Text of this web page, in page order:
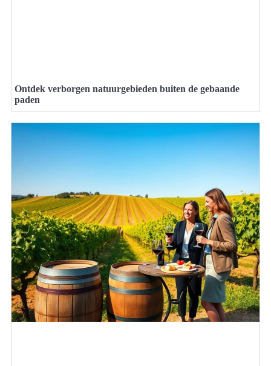
Ontdek verborgen natuurgebieden buiten de gebaande
paden